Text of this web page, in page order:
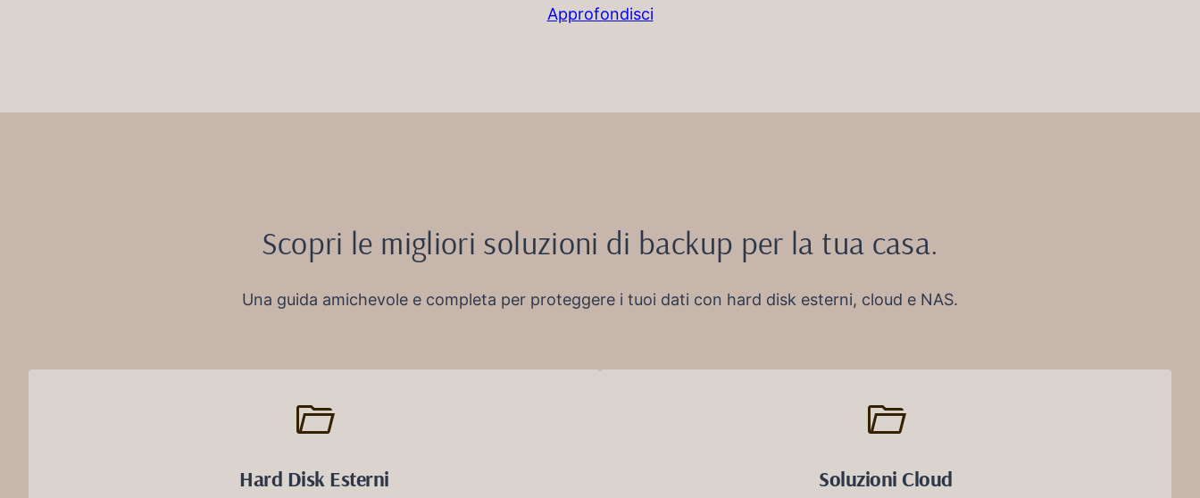
Approfondisci
Scopri le migliori soluzioni di backup per la tua casa.
Una guida amichevole e completa per proteggere i tuoi dati con hard disk esterni, cloud e NAS.
Hard Disk Esterni Soluzioni Cloud